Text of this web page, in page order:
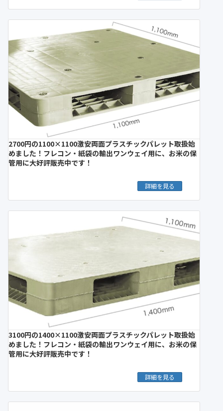
2700円の1100×1100激安両面プラスチックパレット取扱始
めました！フレコン・紙袋の輸出ワンウェイ用に、お米の保
管用に大好評販売中です！
詳細を見る
3100円の1400×1100激安両面プラスチックパレット取扱始
めました！フレコン・紙袋の輸出ワンウェイ用に、お米の保
管用に大好評販売中です！
詳細を見る